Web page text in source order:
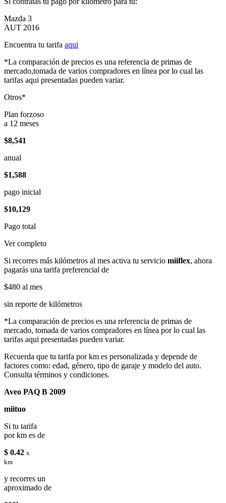
Mazda 3
AUT 2016
Encuentra tu tarifa aqui
*La comparación de precios es una referencia de primas de
mercado,tomada de varios compradores en línea por lo cual las
tarifas aqui presentadas pueden variar.
Otros*
Plan forzoso
a 12 meses
$8,541
anual
$1,588
pago inicial
$10,129
Pago total
Ver completo
Si recorres más kilómetros al mes activa tu servicio miiflex, ahora
pagarás una tarifa preferencial de
$480 al mes
sin reporte de kilómetros
*La comparación de precios es una referencia de primas de
mercado, tomada de varios compradores en línea por lo cual las
tarifas aqui presentadas pueden variar.
Recuerda que tu tarifa por km es personalizada y depende de
factores como: edad, género, tipo de garaje y modelo del auto.
Consulta términos y condiciones.
Aveo PAQ B 2009
miituo
Si tu tarifa
por km es de
$ 0.42 x
km
y recorres un
aproximado de